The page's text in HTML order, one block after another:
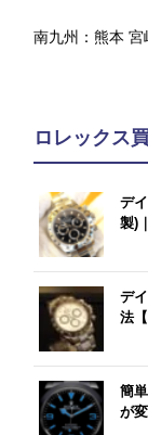
南九州：熊本 宮
ロレックス
デ
製)
デ
法
簡
が